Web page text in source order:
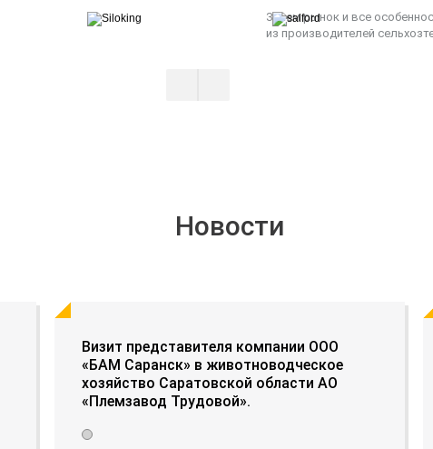
Знаем рынок и все
из производителей
Новости
Визит представителя компании ООО
«БАМ Саранск» в животноводческое
хозяйство Саратовской области АО
«Племзавод Трудовой».